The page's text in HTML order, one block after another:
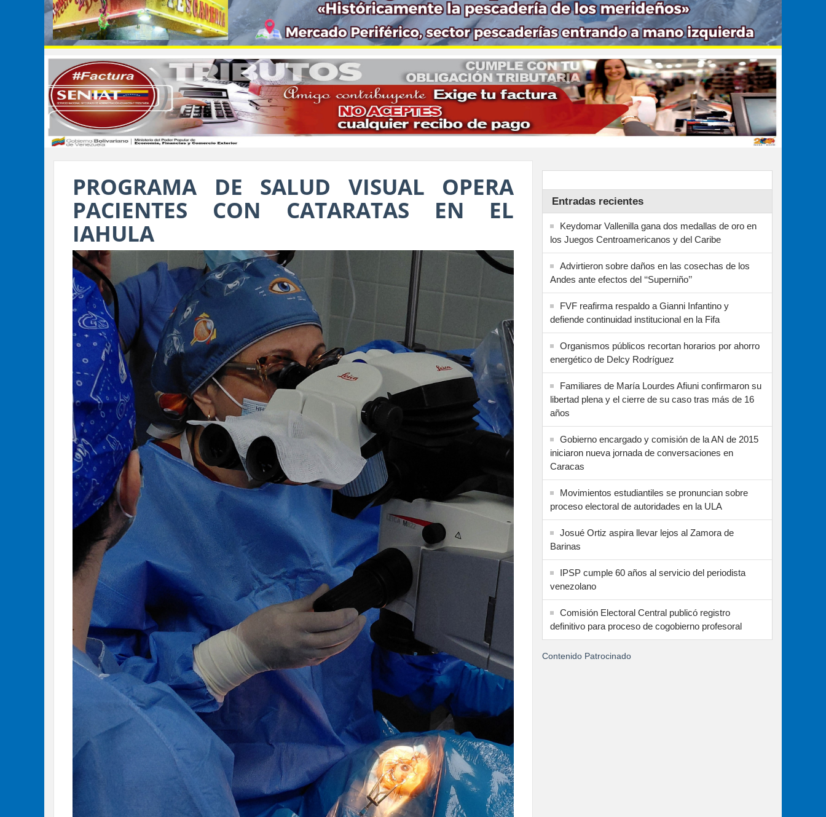
PROGRAMA DE SALUD VISUAL OPERA
PACIENTES CON CATARATAS EN EL
IAHULA
Entradas recientes
Keydomar Vallenilla gana dos medallas de oro en
los Juegos Centroamericanos y del Caribe
Advirtieron sobre daños en las cosechas de los
Andes ante efectos del ‘‘Superniño’’
FVF reafirma respaldo a Gianni Infantino y
defiende continuidad institucional en la Fifa
Organismos públicos recortan horarios por ahorro
energético de Delcy Rodríguez
Familiares de María Lourdes Afiuni confirmaron su
libertad plena y el cierre de su caso tras más de 16
años
Gobierno encargado y comisión de la AN de 2015
iniciaron nueva jornada de conversaciones en
Caracas
Movimientos estudiantiles se pronuncian sobre
proceso electoral de autoridades en la ULA
Josué Ortiz aspira llevar lejos al Zamora de
Barinas
IPSP cumple 60 años al servicio del periodista
venezolano
Comisión Electoral Central publicó registro
definitivo para proceso de cogobierno profesoral
Contenido Patrocinado